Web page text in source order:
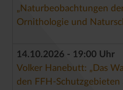
„Naturbeobachtungen
Ornithologie und
14.10.2026 - 19:00 Uhr
Volker Hanebutt: „Das
den FFH-Schutzgebieten